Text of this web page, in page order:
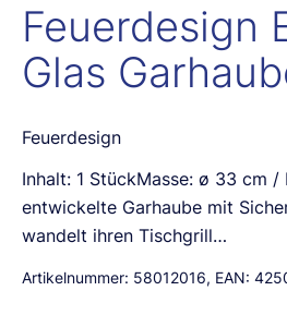
Feuerdesign
Glas
Feuerdesign
Inhalt: 1 StückMasse: ø 33 cm /
entwickelte Garhaube mit
wandelt ihren Tischgrill…
Artikelnummer: 58012016, EAN: